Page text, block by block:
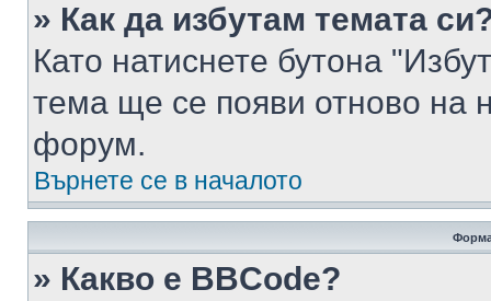
» Как да избутам темата
Като натиснете бутона
тема ще се появи отново на
форум.
Върнете се в началото
» Какво е BBCode?